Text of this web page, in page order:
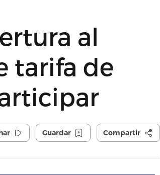
al
tarifa de
Guardar Compartir